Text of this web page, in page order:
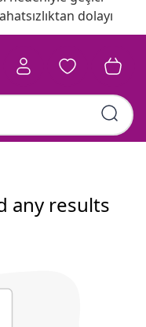
dolayı
any results